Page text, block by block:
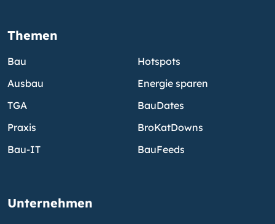
Themen
Bau
Ausbau
TGA
Praxis
Bau-IT
Hotspots
Energie sparen
BauDates
BroKatDowns
BauFeeds
Unternehmen